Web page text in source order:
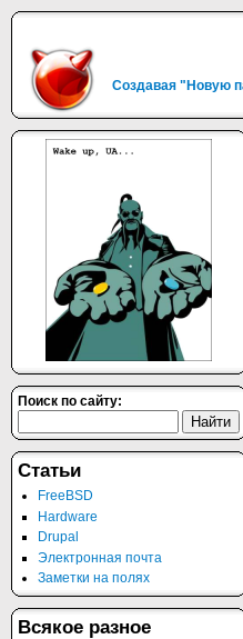
Создавая "Новую
Поиск по сайту:
Статьи
FreeBSD
Hardware
Drupal
Электронная почта
Заметки на полях
Всякое разное